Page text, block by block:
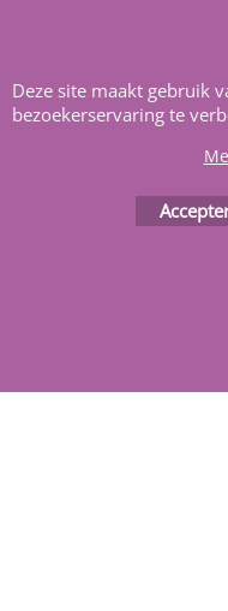
Deze site maakt gebruik
bezoekerservaring te